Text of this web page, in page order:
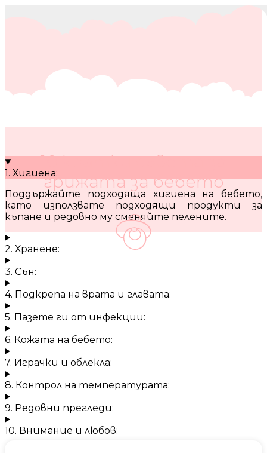
10 кратки съвета за
грижата за бебето
1. Хигиена:
Поддържайте подходяща хигиена на бебето,
като използвате подходящи продукти за
къпане и редовно му сменяйте пелените.
2. Хранене:
3. Сън:
4. Подкрепа на врата и главата:
5. Пазете ги от инфекции:
6. Кожата на бебето:
7. Играчки и облекла:
8. Контрол на температурата:
9. Редовни прегледи:
10. Внимание и любов: